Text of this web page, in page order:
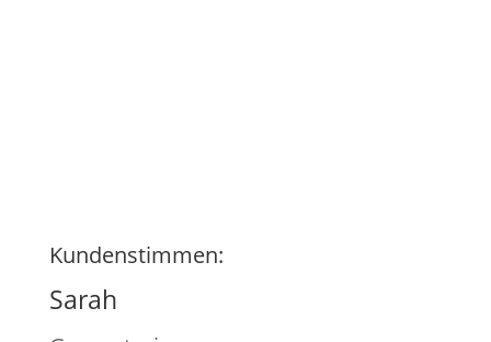
Kundenstimmen:
Sarah